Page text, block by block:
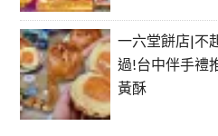
一六堂餅店|不
過!台中伴手禮
黃酥